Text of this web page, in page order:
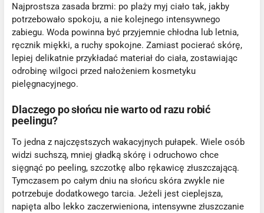
Najprostsza zasada brzmi: po plaży myj ciało tak, jakby
potrzebowało spokoju, a nie kolejnego intensywnego
zabiegu. Woda powinna być przyjemnie chłodna lub letnia,
ręcznik miękki, a ruchy spokojne. Zamiast pocierać skórę,
lepiej delikatnie przykładać materiał do ciała, zostawiając
odrobinę wilgoci przed nałożeniem kosmetyku
pielęgnacyjnego.
Dlaczego po słońcu nie warto od razu robić
peelingu?
To jedna z najczęstszych wakacyjnych pułapek. Wiele osób
widzi suchszą, mniej gładką skórę i odruchowo chce
sięgnąć po peeling, szczotkę albo rękawicę złuszczającą.
Tymczasem po całym dniu na słońcu skóra zwykle nie
potrzebuje dodatkowego tarcia. Jeżeli jest cieplejsza,
napięta albo lekko zaczerwieniona, intensywne złuszczanie